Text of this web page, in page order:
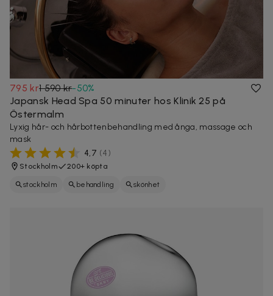
795 kr1 590 kr-50%
Japansk Head Spa 50 minuter hos Klinik 25 på
Östermalm
Lyxig hår- och hårbottenbehandling med ånga, massage och
mask
4,7 (4)
Stockholm 200+ köpta
stockholm behandling skönhet